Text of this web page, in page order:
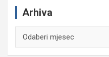
Arhiva